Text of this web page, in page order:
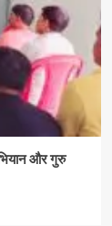
और गुरु